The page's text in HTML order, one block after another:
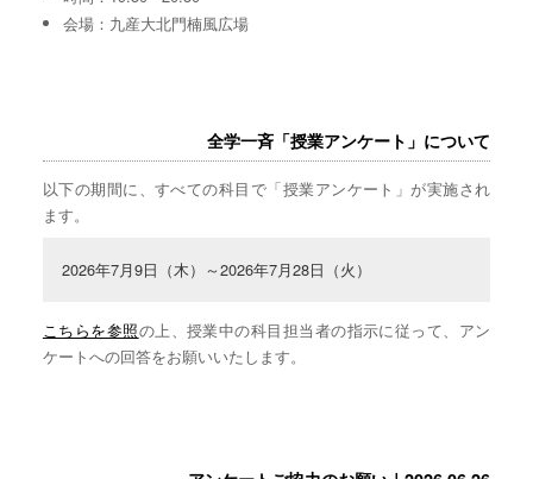
会場：九産大北門楠風広場
全学一斉「授業アンケート」について
以下の期間に、すべての科目で「授業アンケート」が実施され
ます。
2026年7月9日（木）～2026年7月28日（火）
こちらを参照の上、授業中の科目担当者の指示に従って、アン
ケートへの回答をお願いいたします。